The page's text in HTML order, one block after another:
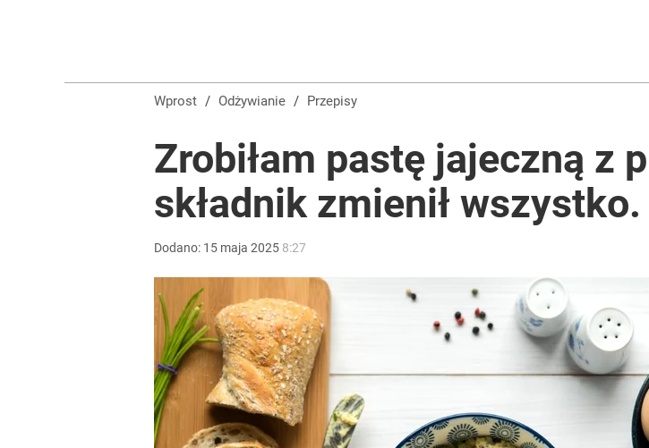
Wprost / Odżywianie / Przepisy
Zrobiłam pastę jajeczną z
składnik zmienił
Dodano: 15 maja 2025 8:27